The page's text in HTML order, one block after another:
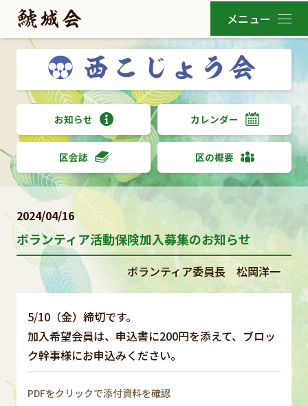
お知らせ カレンダー
区会誌 区の概要
2024/04/16
ボランティア活動保険加入募集のお知らせ
ボランティア委員長 松岡洋一
5/10（金）締切です。
加入希望会員は、申込書に200円を添えて、ブロッ
ク幹事様にお申込みください。
PDFをクリックで添付資料を確認